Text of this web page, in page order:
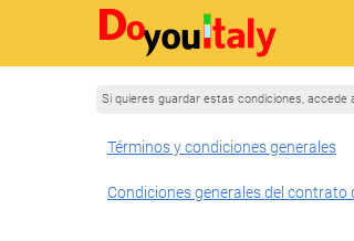
Si quieres guardar estas condiciones, accede
Términos y condiciones generales
Condiciones generales del contrato